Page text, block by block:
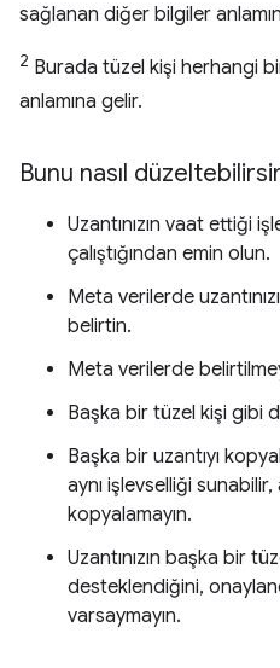
sağlanan diğer bilgiler
2 Burada tüzel kişi herhangi
anlamına gelir.
Bunu nasıl
Uzantınızın vaat ettiği
çalıştığından emin olun.
Meta verilerde
belirtin.
Meta verilerde
Başka bir tüzel kişi gibi
Başka bir uzantıyı
aynı işlevselliği
kopyalamayın.
Uzantınızın başka bir
desteklendiğini,
varsaymayın.